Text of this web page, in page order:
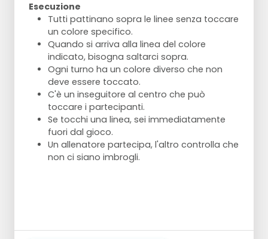
Esecuzione
Tutti pattinano sopra le linee senza toccare
un colore specifico.
Quando si arriva alla linea del colore
indicato, bisogna saltarci sopra.
Ogni turno ha un colore diverso che non
deve essere toccato.
C'è un inseguitore al centro che può
toccare i partecipanti.
Se tocchi una linea, sei immediatamente
fuori dal gioco.
Un allenatore partecipa, l'altro controlla che
non ci siano imbrogli.